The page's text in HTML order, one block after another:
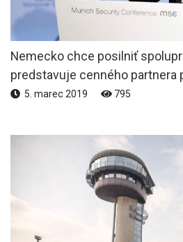
Nemecko chce posilniť
predstavuje cenného partnera
5. marec 2019 795